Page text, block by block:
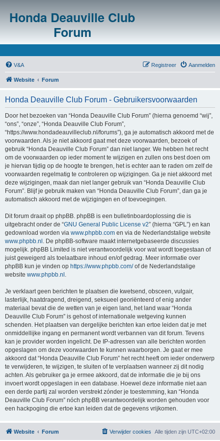
Honda Deauville Club
Forum
V&A Aanmelden
Registreer
Website Forum
Honda Deauville Club Forum - Gebruikersvoorwaarden
Door het bezoeken van “Honda Deauville Club Forum” (hierna genoemd “wij”,
“ons”, “onze”, “Honda Deauville Club Forum”,
“https://www.hondadeauvilleclub.nl/forums”), ga je automatisch akkoord met de
voorwaarden. Als je niet akkoord gaat met deze voorwaarden, bezoek of
gebruik “Honda Deauville Club Forum” dan niet langer. We hebben het recht
om de voorwaarden op ieder moment te wijzigen en zullen ons best doen om
je hiervan tijdig op de hoogte te brengen, het is echter aan te raden om zelf de
voorwaarden regelmatig te controleren op wijzigingen. Ga je niet akkoord met
deze wijzigingen, maak dan niet langer gebruik van “Honda Deauville Club
Forum”. Blijf je gebruik maken van “Honda Deauville Club Forum”, dan ga je
automatisch akkoord met de wijzigingen en of toevoegingen.
Dit forum draait op phpBB. phpBB is een bulletinboardoplossing die is
uitgebracht onder de “GNU General Public License v2” (hierna “GPL”) en kan
gedownload worden via www.phpbb.com en via de Nederlandstalige website
www.phpbb.nl . De phpBB-software maakt internetgebaseerde discussies
mogelijk. phpBB Limited is niet verantwoordelijk voor wat wordt toegestaan of
juist geweigerd als toelaatbare inhoud en/of gedrag. Meer informatie over
phpBB kun je vinden op https://www.phpbb.com/of de Nederlandstalige
website www.phpbb.nl .
Je verklaart geen berichten te plaatsen die kwetsend, obsceen, vulgair,
lasterlijk, haatdragend, dreigend, seksueel georiënteerd of enig ander
materiaal bevat die de wetten van je eigen land, het land waar “Honda
Deauville Club Forum” is gehost of internationale wetgeving kunnen
schenden. Het plaatsen van dergelijke berichten kan ertoe leiden dat je met
onmiddellijke ingang en permanent wordt verbannen van dit forum. Tevens
kan je provider worden ingelicht. De IP-adressen van alle berichten worden
opgeslagen om deze voorwaarden te kunnen waarborgen. Je gaat er mee
akkoord dat “Honda Deauville Club Forum” het recht heeft om ieder onderwerp
te verwijderen, te wijzigen, te sluiten of te verplaatsen wanneer zij dit nodig
achten. Als gebruiker ga je ermee akkoord, dat de informatie die je bij ons
invoert wordt opgeslagen in een database. Hoewel deze informatie niet aan
een derde partij zal worden verstrekt zónder je toestemming, kan “Honda
Deauville Club Forum” nóch phpBB verantwoordelijk worden gehouden voor
een hackpoging die ertoe kan leiden dat de gegevens vrijkomen.
Website Forum Alle tijden zijn UTC+02:00
Verwijder cookies